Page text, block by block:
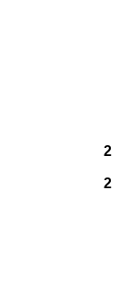
2
2